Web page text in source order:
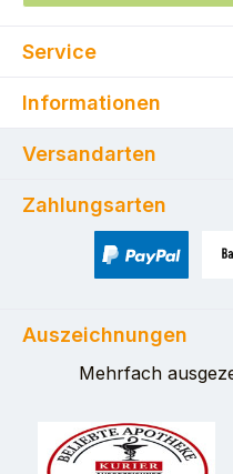
Service
Informationen
Versandarten
Zahlungsarten
Auszeichnungen
Mehrfach